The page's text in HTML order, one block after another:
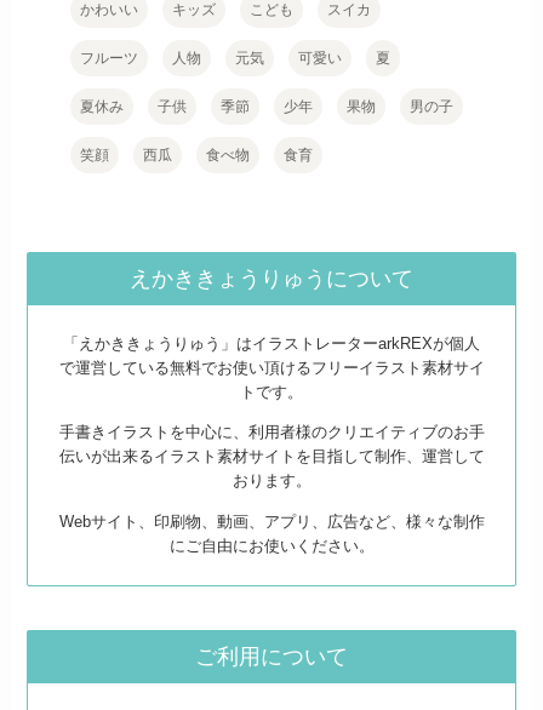
かわいい キッズ こども スイカ
フルーツ 人物 元気 可愛い 夏
夏休み 子供 季節 少年 果物 男の子
笑顔 西瓜 食べ物 食育
えかききょうりゅうについて
「えかききょうりゅう」はイラストレーターarkREXが個人
で運営している無料でお使い頂けるフリーイラスト素材サイ
トです。
手書きイラストを中心に、利用者様のクリエイティブのお手
伝いが出来るイラスト素材サイトを目指して制作、運営して
おります。
Webサイト、印刷物、動画、アプリ、広告など、様々な制作
にご自由にお使いください。
ご利用について